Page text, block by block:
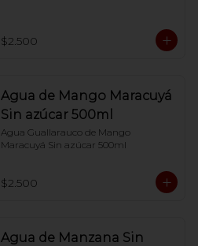
$2.500
Agua de Mango Maracuyá
Sin azúcar 500ml
Agua Guallarauco de Mango
Maracuyá Sin azúcar 500ml
$2.500
Agua de Manzana Sin